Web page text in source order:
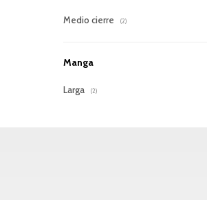
Medio cierre (2)
Manga
Larga (2)